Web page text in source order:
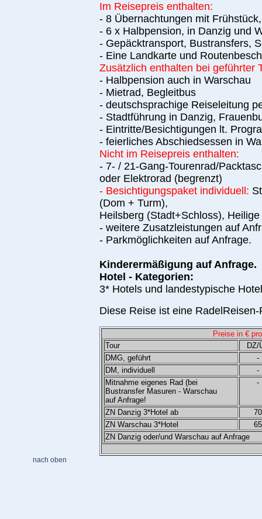
Im Reisepreis enthalten:
- 8 Übernachtungen mit
- 6 x Halbpension, in Danzig und
- Gepäcktransport, Bustransfers,
- Eine Landkarte und
Zusätzlich enthalten bei geführter
- Halbpension auch in Warschau
- Mietrad, Begleitbus
- deutschsprachige Reiseleitung
- Stadtführung in Danzig,
- Eintritte/Besichtigungen lt.
- feierliches Abschiedsessen in
Nicht im Reisepreis enthalten:
- 7- / 21-Gang-Tourenrad/
oder Elektrorad (begrenzt)
- Besichtigungspaket individuell:
(Dom + Turm),
Heilsberg (Stadt+Schloss),
- weitere Zusatzleistungen auf
- Parkmöglichkeiten auf Anfrage.
Kinderermäßigung auf Anfrage.
Hotel - Kategorien:
3* Hotels und landestypische
Diese Reise ist eine RadelReisen-
Preise in €
Tour
DZ/
DMG, geführt
-
DM, individuell
-
Mitnahme eigenes Rad (bei
Bustransfer Masuren - Warschau
auf Anfrage!
-
ZN Danzig 3*Hotel ab
70
ZN Warschau 3*Hotel
65
ZN Danzig oder/und Warschau auf Anfrage
nach oben